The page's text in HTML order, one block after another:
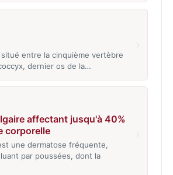
entre la cinquième vertèbre
dernier os de la…
affectant jusqu'à 40%
corporelle
une dermatose fréquente,
par poussées, dont la